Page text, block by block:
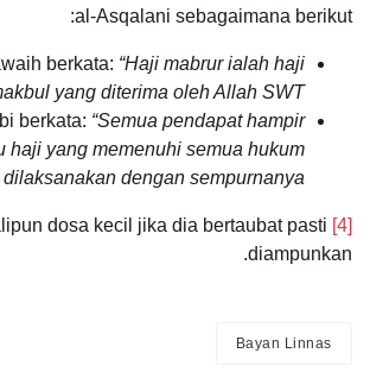
al-Asqalani sebagaimana berikut:
berkata: “Haji mabrur ialah haji
yang diterima oleh Allah SWT.”
berkata: “Semua pendapat hampir
haji yang memenuhi semua hukum
dengan sempurnanya.”
[4]
dosa kecil jika dia bertaubat pasti
diampunkan.
Bayan Linnas